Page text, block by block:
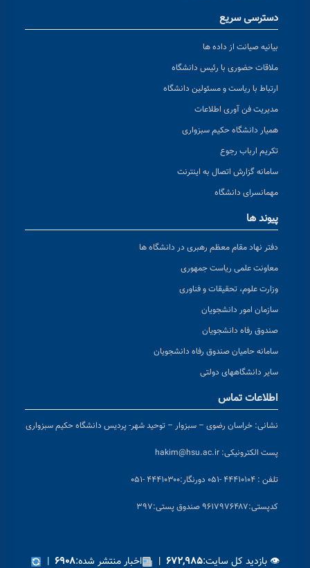
دسترسی سریع
بیانیه صیانت از داده ها
ملاقات حضوری با رئیس دانشگاه
ارتباط با ریاست و مسئولین دانشگاه
مدیریت فن آوری اطلاعات
همیار دانشگاه حکیم سبزواری
تکریم ارباب رجوع
سامانه گزارش اتصال به اینترنت
مهمانسرای دانشگاه
پیوند ها
دفتر نهاد مقام معظم رهبری در دانشگاه ها
معاونت علمی ریاست جمهوری
وزارت علوم، تحقیقات و فناوری
سازمان امور دانشجویان
صندوق رفاه دانشجویان
سامانه حامیان صندوق رفاه دانشجویان
سایر دانشگاههای دولتی
اطلاعات تماس
نشانی: خراسان رضوی – سبزوار – توحید شهر- پردیس دانشگاه حکیم سبزواری
پست الکترونیکی: hakim@hsu.ac.ir
تلفن : ۴۴۴۱۰۱۰۴ -۰۵۱ دورنگار:۴۴۴۱۰۳۰۰ -۰۵۱
کدپستی:۹۶۱۷۹۷۶۴۸۷ صندوق پستی:۳۹۷
👁 بازدید کل سایت:۶۷۲,۹۸۵ | اخبار منتشر شده:۶۹۰۸ |